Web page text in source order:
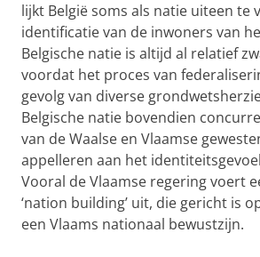
lijkt België soms als natie uiteen te
identificatie van de inwoners van
Belgische natie is altijd al relatief
voordat het proces van
gevolg van diverse
Belgische natie bovendien
van de Waalse en Vlaamse
appelleren aan het
Vooral de Vlaamse regering voert
‘nation building’ uit, die gericht is
een Vlaams nationaal bewustzijn.